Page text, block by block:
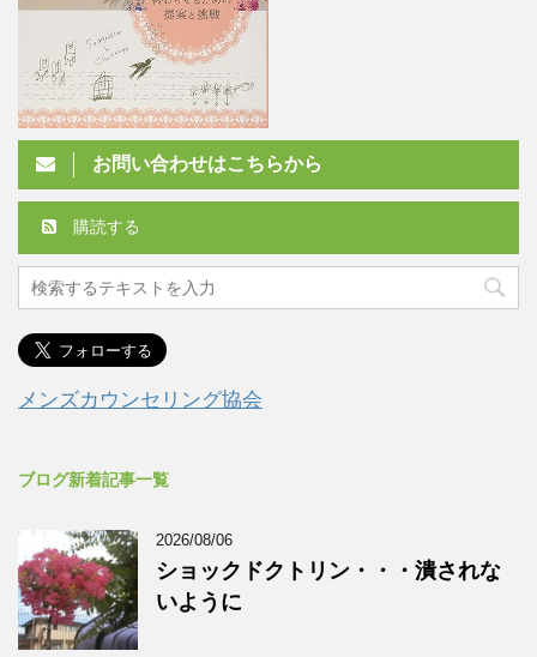
お問い合わせはこちらから
購読する
メンズカウンセリング協会
ブログ新着記事一覧
2026/08/06
ショックドクトリン・・・潰されな
いように